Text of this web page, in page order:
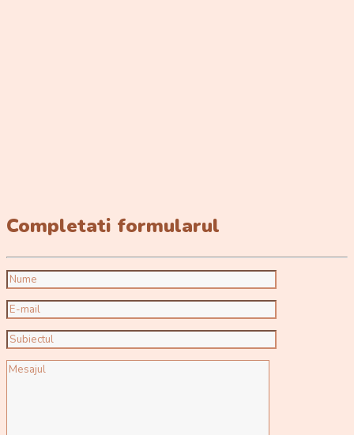
Completati formularul